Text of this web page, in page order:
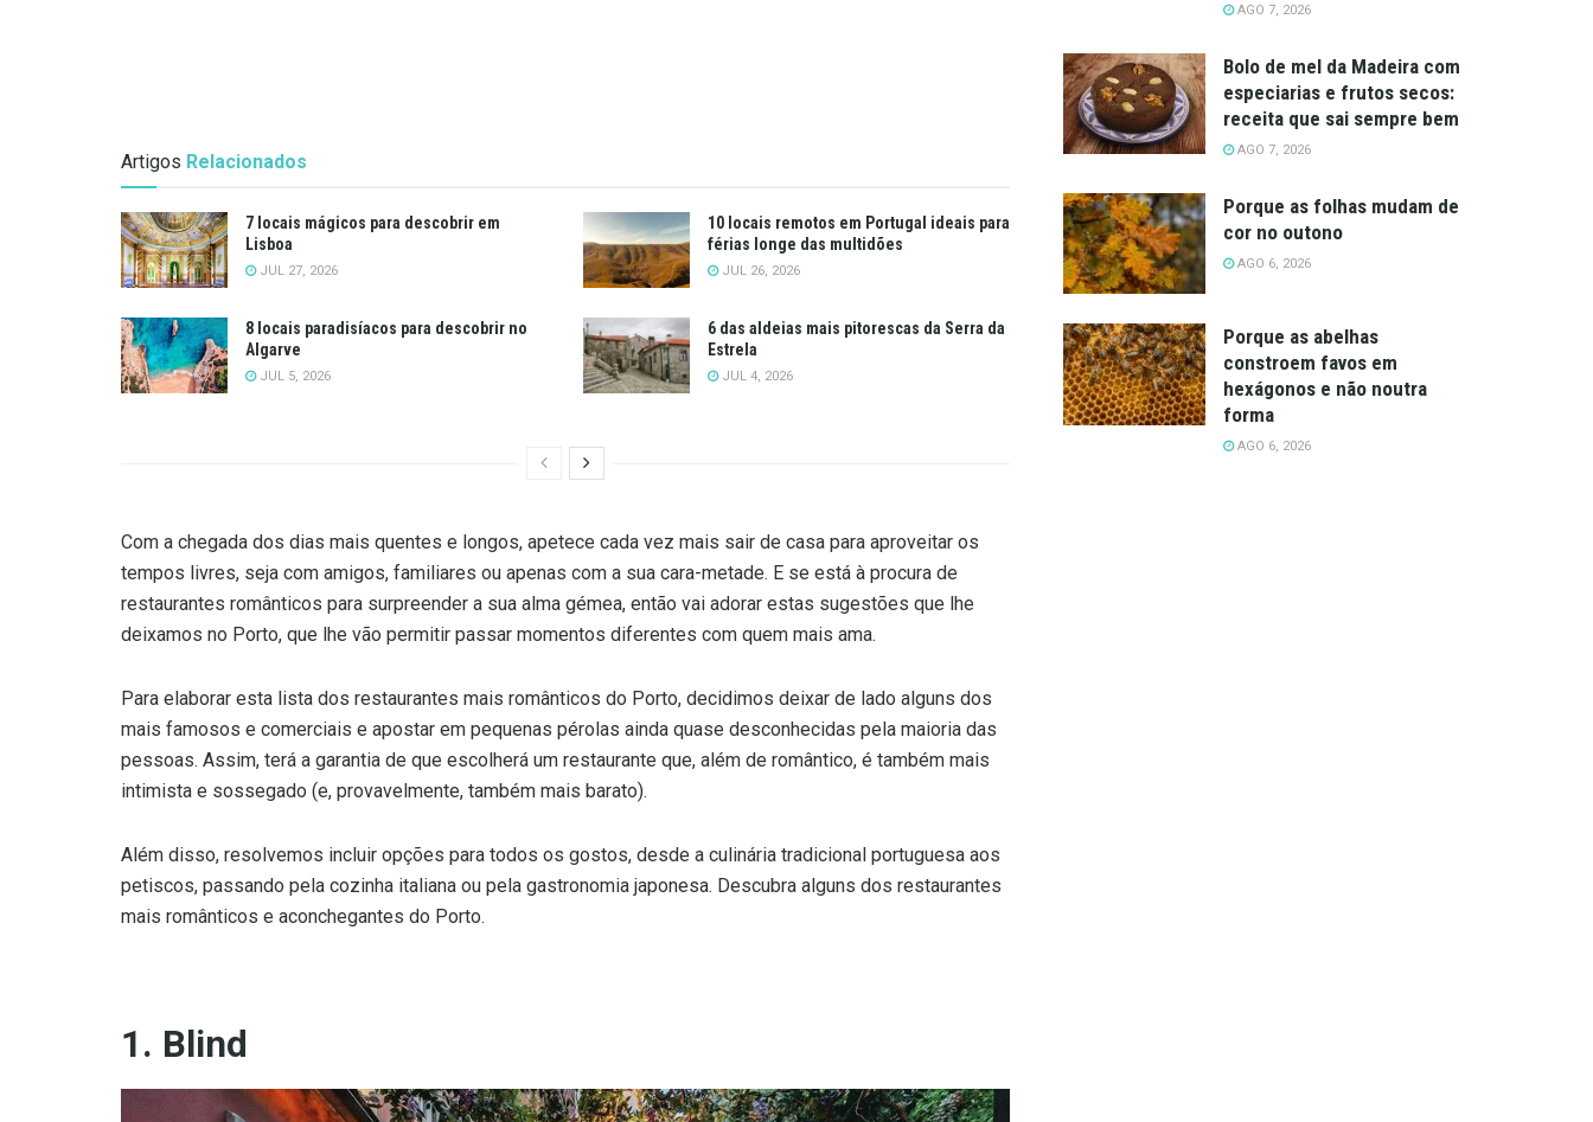
Artigos Relacionados
7 locais mágicos para descobrir em
Lisboa
JUL 27, 2026
10 locais remotos em Portugal ideais para
férias longe das multidões
JUL 26, 2026
8 locais paradisíacos para descobrir no
Algarve
JUL 5, 2026
6 das aldeias mais pitorescas da Serra da
Estrela
JUL 4, 2026
Com a chegada dos dias mais quentes e longos, apetece cada vez mais sair de casa para aproveitar os
tempos livres, seja com amigos, familiares ou apenas com a sua cara-metade. E se está à procura de
restaurantes românticos para surpreender a sua alma gémea, então vai adorar estas sugestões que lhe
deixamos no Porto, que lhe vão permitir passar momentos diferentes com quem mais ama.
Para elaborar esta lista dos restaurantes mais românticos do Porto, decidimos deixar de lado alguns dos
mais famosos e comerciais e apostar em pequenas pérolas ainda quase desconhecidas pela maioria das
pessoas. Assim, terá a garantia de que escolherá um restaurante que, além de romântico, é também mais
intimista e sossegado (e, provavelmente, também mais barato).
Além disso, resolvemos incluir opções para todos os gostos, desde a culinária tradicional portuguesa aos
petiscos, passando pela cozinha italiana ou pela gastronomia japonesa. Descubra alguns dos restaurantes
mais românticos e aconchegantes do Porto.
1. Blind
AGO 7, 2026
Bolo de mel da Madeira com
especiarias e frutos secos:
receita que sai sempre bem
AGO 7, 2026
Porque as folhas mudam de
cor no outono
AGO 6, 2026
Porque as abelhas
constroem favos em
hexágonos e não noutra
forma
AGO 6, 2026